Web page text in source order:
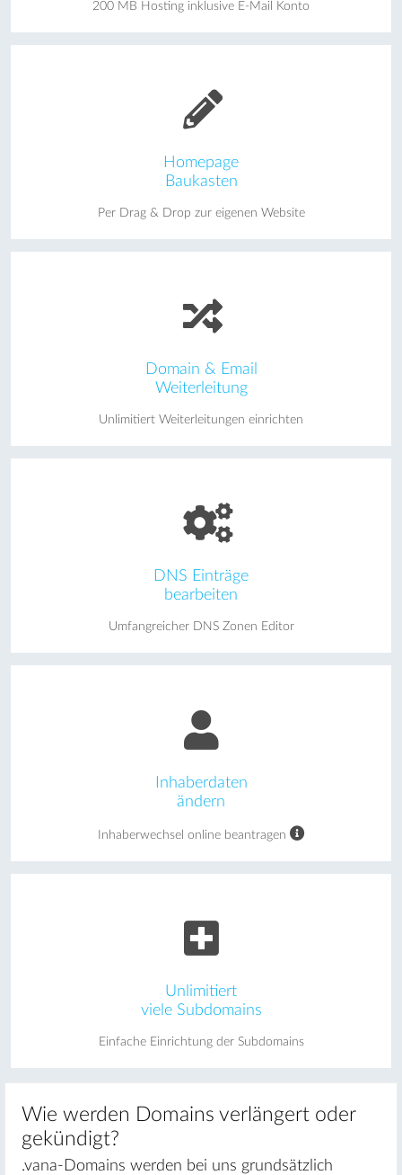
200 MB Hosting inklusive E-Mail Konto
Homepage
Baukasten
Per Drag & Drop zur eigenen Website
Domain & Email
Weiterleitung
Unlimitiert Weiterleitungen einrichten
DNS Einträge
bearbeiten
Umfangreicher DNS Zonen Editor
Inhaberdaten
ändern
Inhaberwechsel online beantragen
Unlimitiert
viele Subdomains
Einfache Einrichtung der Subdomains
Wie werden Domains verlängert oder
gekündigt?
.vana-Domains werden bei uns grundsätzlich